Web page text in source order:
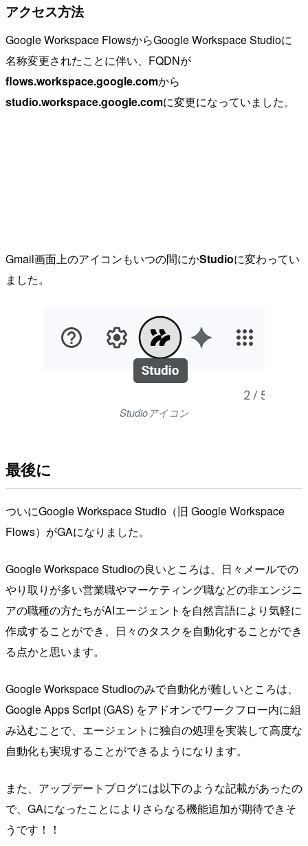
アクセス方法
Google Workspace FlowsからGoogle Workspace Studioに
名称変更されたことに伴い、FQDNが
flows.workspace.google.comから
studio.workspace.google.comに変更になっていました。
Gmail画面上のアイコンもいつの間にかStudioに変わってい
ました。
Studioアイコン
最後に
ついにGoogle Workspace Studio（旧 Google Workspace
Flows）がGAになりました。
Google Workspace Studioの良いところは、日々メールでの
やり取りが多い営業職やマーケティング職などの非エンジニ
アの職種の方たちがAIエージェントを自然言語により気軽に
作成することができ、日々のタスクを自動化することができ
る点かと思います。
Google Workspace Studioのみで自動化が難しいところは、
Google Apps Script (GAS) をアドオンでワークフロー内に組
み込むことで、エージェントに独自の処理を実装して高度な
自動化も実現することができるようになります。
また、アップデートブログには以下のような記載があったの
で、GAになったことによりさらなる機能追加が期待できそ
うです！！